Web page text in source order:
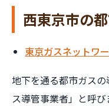
西東京市の
東京ガスネットワ
地下を通る都市ガス
ス導管事業者」と呼